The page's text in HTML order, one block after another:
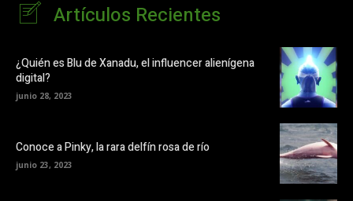
Artículos Recientes
¿Quién es Blu de Xanadu, el influencer alienígena
digital?
junio 28, 2023
Conoce a Pinky, la rara delfín rosa de río
junio 23, 2023